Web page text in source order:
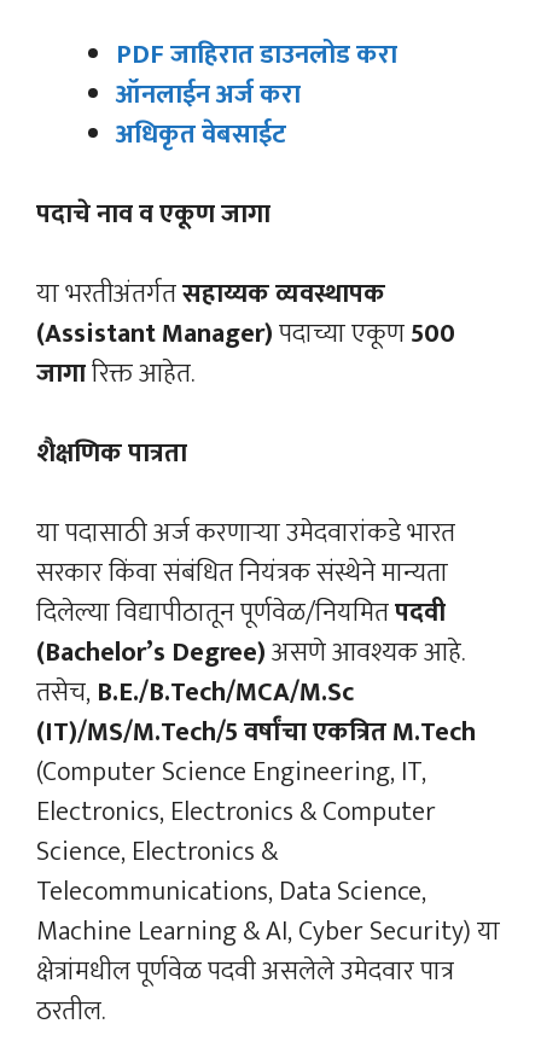
PDF जाहिरात डाउनलोड करा
ऑनलाईन अर्ज करा
अधिकृत वेबसाईट
पदाचे नाव व एकूण जागा
या भरतीअंतर्गतसहाय्यक व्यवस्थापक
(Assistant Manager)पदाच्या एकूण500
जागारिक्त आहेत.
शैक्षणिक पात्रता
या पदासाठी अर्ज करणाऱ्या उमेदवारांकडे भारत
सरकार किंवा संबंधित नियंत्रक संस्थेने मान्यता
दिलेल्या विद्यापीठातून पूर्णवेळ/नियमितपदवी
(Bachelor’s Degree)असणे आवश्यक आहे.
तसेच,B.E./B.Tech/MCA/M.Sc
(IT)/MS/M.Tech/5 वर्षांचा एकत्रित M.Tech
(Computer Science Engineering, IT,
Electronics, Electronics & Computer
Science, Electronics &
Telecommunications, Data Science,
Machine Learning & AI, Cyber Security) या
क्षेत्रांमधील पूर्णवेळ पदवी असलेले उमेदवार पात्र
ठरतील.